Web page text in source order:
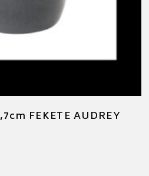
FEKETE AUDREY